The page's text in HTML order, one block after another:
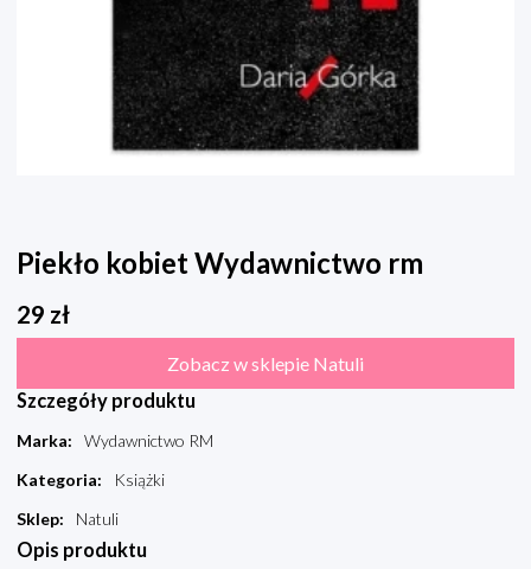
Piekło kobiet Wydawnictwo rm
29 zł
Zobacz w sklepie Natuli
Szczegóły produktu
Marka:
Wydawnictwo RM
Kategoria:
Książki
Sklep: Natuli
Opis produktu